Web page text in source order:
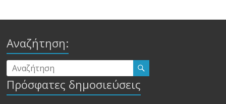
Αναζήτηση:
Πρόσφατες δημοσιεύσεις